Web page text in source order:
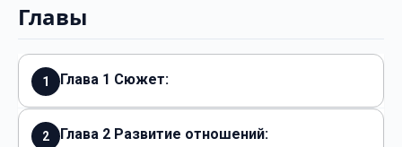
Главы
1 Глава 1 Сюжет:
2 Глава 2 Развитие отношений: